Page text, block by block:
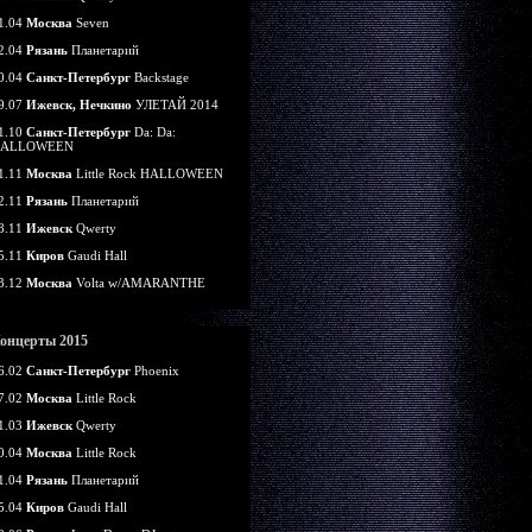
Москва Seven
Рязань Планетарий
Санкт-Петербург Backstage
Ижевск, Нечкино УЛЕТАЙ 2014
Санкт-Петербург Da: Da:
Москва Little Rock HALLOWEEN
Рязань Планетарий
Ижевск Qwerty
Киров Gaudi Hall
Москва Volta w/AMARANTHE
2015
Санкт-Петербург Phoenix
Москва Little Rock
Ижевск Qwerty
Москва Little Rock
Рязань Планетарий
Киров Gaudi Hall